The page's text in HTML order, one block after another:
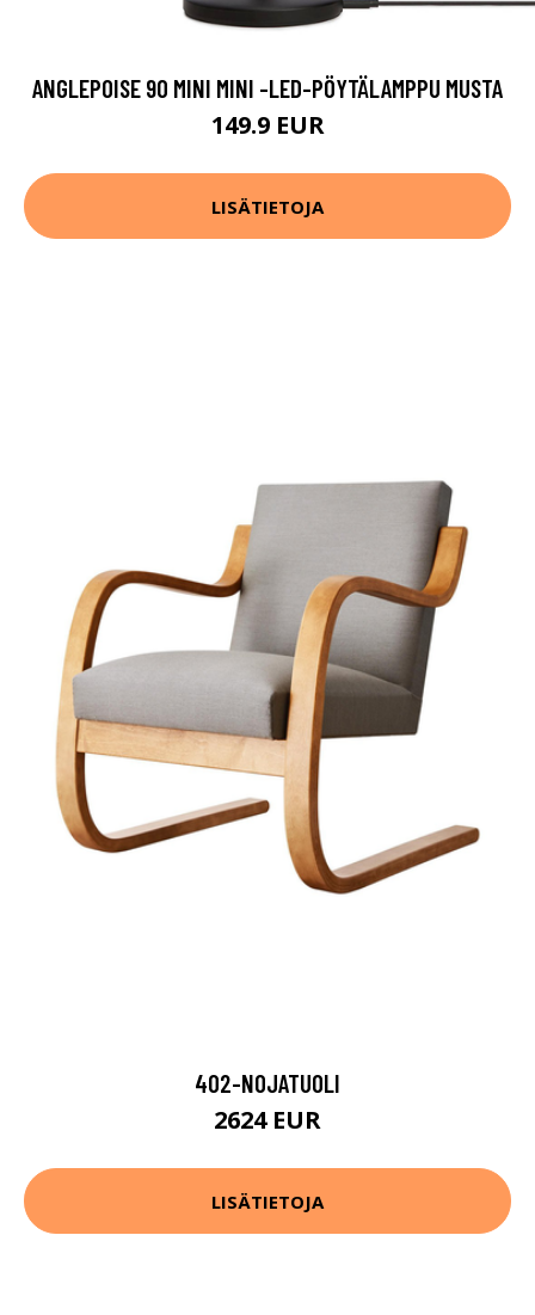
ANGLEPOISE 90 MINI MINI -LED-PÖYTÄLAMPPU MUSTA
149.9 EUR
LISÄTIETOJA
402-NOJATUOLI
2624 EUR
LISÄTIETOJA